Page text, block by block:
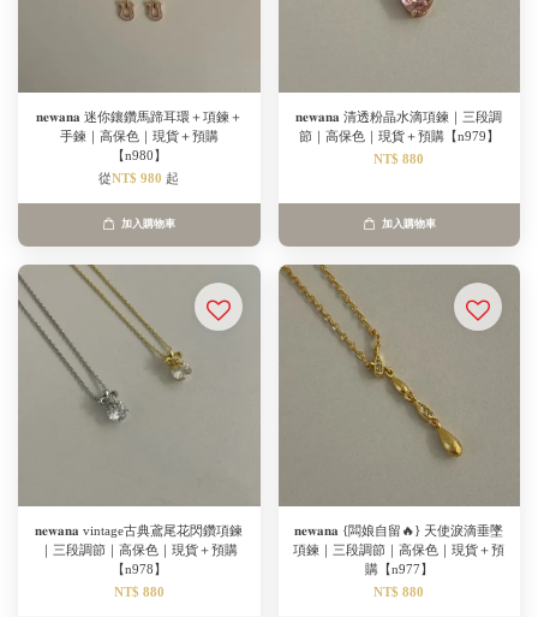
𝐧𝐞𝐰𝐚𝐧𝐚 迷你鑲鑽馬蹄耳環＋項鍊＋
手鍊｜高保色｜現貨＋預購
【n980】
從NT$ 980起
加入購物車
𝐧𝐞𝐰𝐚𝐧𝐚 清透粉晶水滴項鍊｜三段調
節｜高保色｜現貨＋預購【n979】
NT$ 880
加入購物車
𝐧𝐞𝐰𝐚𝐧𝐚 vintage古典鳶尾花閃鑽項鍊
｜三段調節｜高保色｜現貨＋預購
【n978】
NT$ 880
𝐧𝐞𝐰𝐚𝐧𝐚 {闆娘自留🔥} 天使淚滴垂墜
項鍊｜三段調節｜高保色｜現貨＋預
購【n977】
NT$ 880